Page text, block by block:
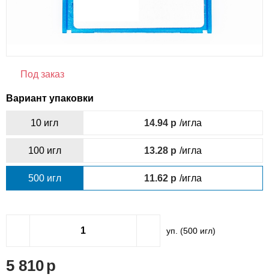
Под заказ
Вариант упаковки
10 игл 14.94 /игла
100 игл 13.28 /игла
500 игл 11.62 /игла
уп. (500игл)
5 810